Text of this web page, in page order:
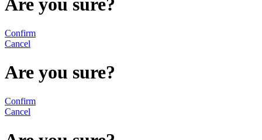
Are you sure?
Confirm
Cancel
Are you sure?
Confirm
Cancel